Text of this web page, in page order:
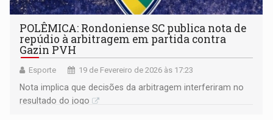
POLÊMICA: Rondoniense SC publica nota de
repúdio à arbitragem em partida contra
Gazin PVH
Esporte 19 de Fevereiro de 2026 às 17:23
Nota implica que decisões da arbitragem interferiram no
resultado do jogo